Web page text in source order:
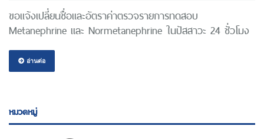
ขอแจ้งเปลี่ยนชื่อและอัตราค่าตรวจรายการทดสอบ
Metanephrine และ Normetanephrine ในปัสสาวะ 24 ชั่วโมง
อ่านต่อ
หมวดหมู่